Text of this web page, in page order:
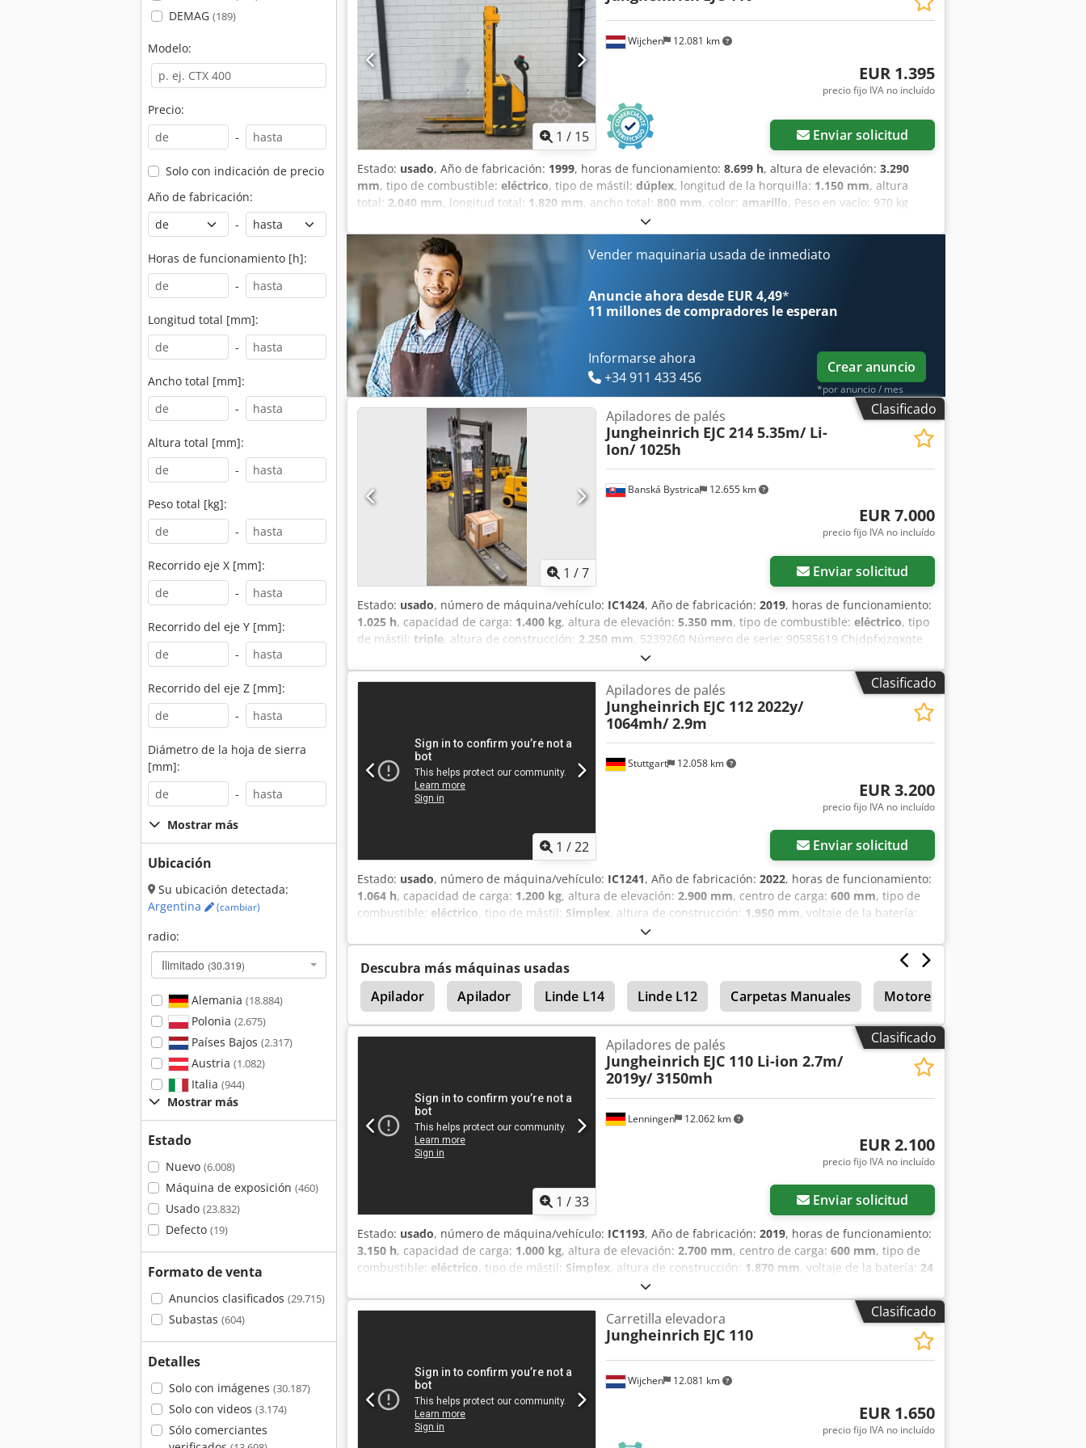
DEMAG (189)
Modelo:
Precio:
-
Solo con indicación de precio
Año de fabricación:
-
Horas de funcionamiento [h]:
-
Longitud total [mm]:
-
Ancho total [mm]:
-
Altura total [mm]:
-
Peso total [kg]:
-
Recorrido eje X [mm]:
-
Recorrido del eje Y [mm]:
-
Recorrido del eje Z [mm]:
-
Diámetro de la hoja de sierra
[mm]:
-
Mostrar más
Ubicación
Su ubicación detectada:
Argentina
(cambiar)
radio:
Ilimitado (30.319)
Alemania (18.884)
Polonia (2.675)
Países Bajos (2.317)
Austria (1.082)
Italia (944)
Mostrar más
Estado
Nuevo (6.008)
Máquina de exposición (460)
Usado (23.832)
Defecto (19)
Formato de venta
Anuncios clasificados (29.715)
Subastas (604)
Detalles
Solo con imágenes (30.187)
Solo con videos (3.174)
Sólo comerciantes
1 / 15
Wijchen 12.081 km
EUR 1.395
precio fijo IVA no incluído
Enviar solicitud
Estado: usado, Año de fabricación: 1999, horas de funcionamiento: 8.699 h, altura de elevación: 3.290
mm, tipo de combustible: eléctrico, tipo de mástil: dúplex, longitud de la horquilla: 1.150 mm, altura
total: 2.040 mm, longitud total: 1.820 mm, ancho total: 800 mm, color: amarillo, Peso en vacío: 970 kg
Capacidad de elevación: 1000 kg - Año de fabricación: 1999 - Documentación disponible: Sí - Marcado CE:
Sí - Certificado CE: No - Número de serie: 102041929 - Horas de funcionamiento: 8699 - Tipo: Apilador
acompañante - Capacidad de elevación: 1000 kg - Altura de elevación: 3290 mm - Altura de paso: 2040
mm - Longitud de las horquillas: 1150 mm - Anchura de las horquillas: 560 mm - Mástil: Dúplex - Tipo de
accionamiento: Eléctrico - Información de la batería: - Marca/Tipo: 3PzB 200S - Año de fabricación de la
batería: 2010 - Capacidad: 200 Ah - Voltaje de la batería: 24 V - Longitud del compartimento [mm]: 650 -
Anchura del compartimento [mm]: 150 - Altura del compartimento [mm]: 650 - Dimensiones de
transporte: 1822 mm x 800 mm x 2040 mm (l x a x a) - Peso de transporte [kg]: 970 kg Cedpfx Aozrdf
Ejaneha - Paquetes de transporte [unidades]: 1 Información financiera IVA: El precio indicado no incluye
el IVA. IVA/Régimen de recargo: El IVA es deducible para empresas. Entrega y aceptación de vehículos
usados en cualquier momento para todos los productos de la industria. Koen van Lent
Vender maquinaria usada de inmediato
Anuncie ahora desde EUR 4,49*
11 millones de compradores le esperan
Informarse ahora
+34 911 433 456
Crear anuncio
*por anuncio / mes
Clasificado
1 /7
Banská Bystrica 12.655 km
Apiladores de palés
Jungheinrich EJC 214 5.35m/ Li-
Ion/ 1025h
EUR 7.000
precio fijo IVA no incluído
Enviar solicitud
Estado: usado, número de máquina/vehículo: IC1424, Año de fabricación: 2019, horas de funcionamiento:
1.025 h, capacidad de carga: 1.400 kg, altura de elevación: 5.350 mm, tipo de combustible: eléctrico, tipo
de mástil: triple, altura de construcción: 2.250 mm, 5239260 Número de serie: 90585619 Chjdpfxjzqxqte
Clasificado
1 /22
Stuttgart 12.058 km
Apiladores de palés
Jungheinrich EJC 112 2022y/
1064mh/ 2.9m
EUR 3.200
precio fijo IVA no incluído
Enviar solicitud
Estado: usado, número de máquina/vehículo: IC1241, Año de fabricación: 2022, horas de funcionamiento:
1.064 h, capacidad de carga: 1.200 kg, altura de elevación: 2.900 mm, centro de carga: 600 mm, tipo de
combustible: eléctrico, tipo de mástil: Simplex, altura de construcción: 1.950 mm, voltaje de la batería:
, peso total:
de serie: 90657698 Especificaciones de la batería: 2022 Posibilidad de transporte internacional/Entrega
internacional disponible.
Descubra más máquinas usadas
Apilador
Apilador Linde L14 Linde L12 Carpetas Manuales Motores eléctricos
Motor Electrico Motores Electricos
Clasificado
1 /33
Lenningen 12.062 km
Apiladores de palés
Jungheinrich EJC 110 Li-ion 2.7m/
2019y/ 3150mh
EUR 2.100
precio fijo IVA no incluído
Enviar solicitud
Estado: usado, número de máquina/vehículo: IC1193, Año de fabricación: 2019, horas de funcionamiento:
3.150 h, capacidad de carga: 1.000 kg, altura de elevación: 2.700 mm, centro de carga: 600 mm, tipo de
combustible: eléctrico, tipo de mástil: Simplex, altura de construcción: 1.870 mm, voltaje de la batería: 24
730 kg
serie: 90586594 Especificaciones de la batería: 24 V, Li-Ion, 100 Ah Posibilidad de transporte internacional
Clasificado
Wijchen 12.081 km
Carretilla elevadora
Jungheinrich EJC 110
EUR 1.650
precio fijo IVA no incluído